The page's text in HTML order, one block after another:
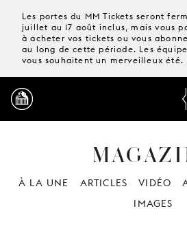
Les portes du MM Tickets seront
juillet au 17 août inclus, mais vous
à acheter vos tickets ou vous
au long de cette période. Les
vous souhaitent un merveilleux été.
À LA UNE ARTICLES VIDÉO
IMAGES